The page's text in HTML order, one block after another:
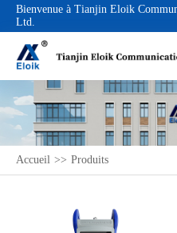
Bienvenue à Tianjin Eloik
Ltd.
Accueil >> Produits